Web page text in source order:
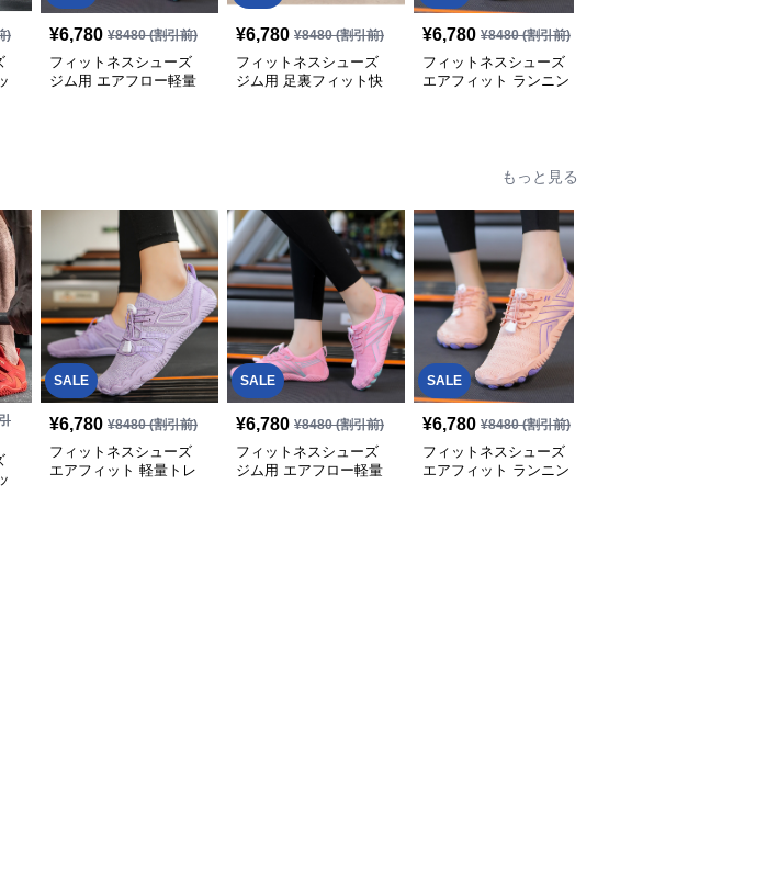
) ¥6,780 ¥8480(割引前)
フィットネスシューズ
ジム用 エアフロー軽量
¥6,780 ¥8480(割引前)
フィットネスシューズ
ジム用 足裏フィット快
¥6,780 ¥8480(割引前)
フィットネスシューズ
エアフィット ランニン
もっと見る
SALE
¥6,780 ¥8480(割引前)
フィットネスシューズ
エアフィット 軽量トレ
SALE
¥6,780 ¥8480(割引前)
フィットネスシューズ
ジム用 エアフロー軽量
SALE
¥6,780 ¥8480(割引前)
フィットネスシューズ
エアフィット ランニン